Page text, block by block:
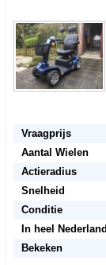
Vraagprijs
Aantal Wielen
Actieradius
Snelheid
Conditie
In heel Nederland
Bekeken